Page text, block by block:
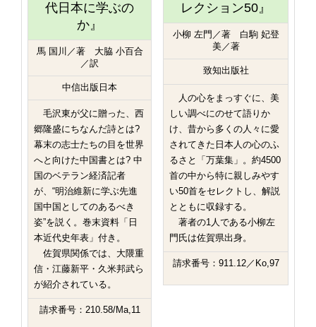
代日本に学ぶの
か』
馬 国川／著 大脇 小百合
／訳
中信出版日本
毛沢東が父に贈った、西
郷隆盛にちなんだ詩とは?
幕末の志士たちの目を世界
へと向けた中国書とは? 中
国のベテラン経済記者
が、“明治維新に学ぶ先進
国中国としてのあるべき
姿”を説く。巻末資料「日
本近代史年表」付き。
佐賀県関係では、大隈重
信・江藤新平・久米邦武ら
が紹介されている。
請求番号：210.58/Ma,11
レクション50』
小柳 左門／著 白駒 妃登
美／著
致知出版社
人の心をまっすぐに、美
しい調べにのせて語りか
け、昔から多くの人々に愛
されてきた日本人の心のふ
るさと「万葉集」。約4500
首の中から特に親しみやす
い50首をセレクトし、解説
とともに収録する。
著者の1人である小柳左
門氏は佐賀県出身。
請求番号：911.12／Ko,97